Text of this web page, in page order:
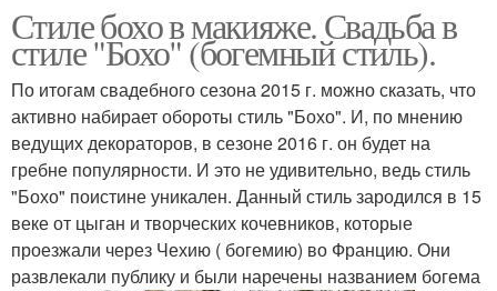
Стиле бохо в макияже. Свадьба в
стиле "Бохо" (богемный стиль).
По итогам свадебного сезона 2015 г. можно сказать, что
активно набирает обороты стиль "Бохо". И, по мнению
ведущих декораторов, в сезоне 2016 г. он будет на
гребне популярности. И это не удивительно, ведь стиль
"Бохо" поистине уникален. Данный стиль зародился в 15
веке от цыган и творческих кочевников, которые
проезжали через Чехию ( богемию) во Францию. Они
развлекали публику и были наречены названием богема